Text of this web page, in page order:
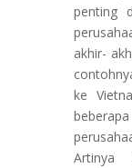
penting
akhir-
ke
beberapa
Artinya